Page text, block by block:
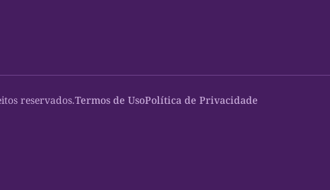
reservados.Termos de UsoPolítica de Privacidade